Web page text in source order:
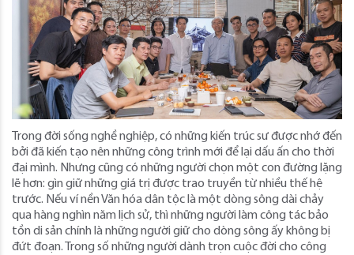
Trong đời sống nghề nghiệp, có những kiến trúc sư được nhớ đến
bởi đã kiến tạo nên những công trình mới để lại dấu ấn cho thời
đại mình. Nhưng cũng có những người chọn một con đường lặng
lẽ hơn: gìn giữ những giá trị được trao truyền từ nhiều thế hệ
trước. Nếu ví nền Văn hóa dân tộc là một dòng sông dài chảy
qua hàng nghìn năm lịch sử, thì những người làm công tác bảo
tồn di sản chính là những người giữ cho dòng sông ấy không bị
đứt đoạn. Trong số những người dành trọn cuộc đời cho công